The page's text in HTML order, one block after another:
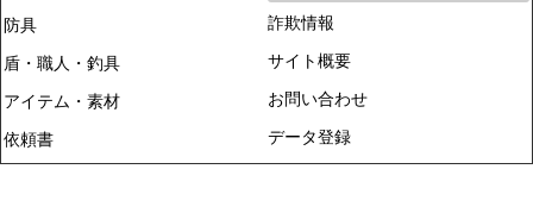
防具
盾・職人・釣具
アイテム・素材
依頼書
詐欺情報
サイト概要
お問い合わせ
データ登録